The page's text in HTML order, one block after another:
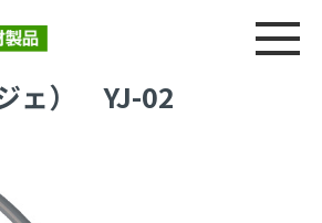
総合
ェ） YJ-02